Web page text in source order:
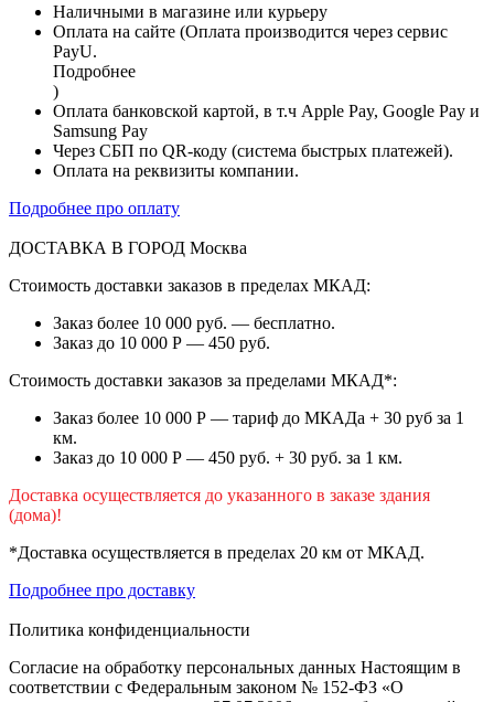
Наличными в магазине или курьеру
Оплата на сайте (Оплата производится через сервис
PayU.
Подробнее
)
Оплата банковской картой, в т.ч Apple Pay, Google Pay и
Samsung Pay
Через СБП по QR-коду (система быстрых платежей).
Оплата на реквизиты компании.
Подробнее про оплату
ДОСТАВКА В ГОРОД Москва
Стоимость доставки заказов в пределах МКАД:
Заказ более 10 000 руб. — бесплатно.
Заказ до 10 000 Р — 450 руб.
Стоимость доставки заказов за пределами МКАД*:
Заказ более 10 000 Р — тариф до МКАДа + 30 руб за 1
км.
Заказ до 10 000 Р — 450 руб. + 30 руб. за 1 км.
Доставка осуществляется до указанного в заказе здания
(дома)!
*Доставка осуществляется в пределах 20 км от МКАД.
Подробнее про доставку
Политика конфиденциальности
Согласие на обработку персональных данных Настоящим в
соответствии с Федеральным законом № 152-ФЗ «О